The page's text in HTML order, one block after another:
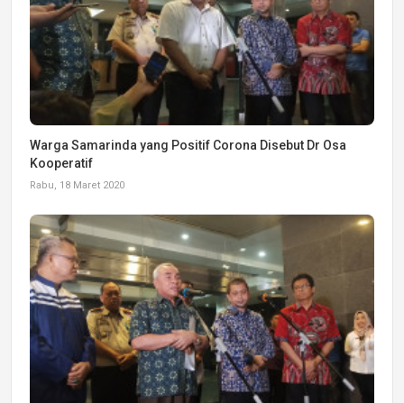
Warga Samarinda yang Positif Corona Disebut Dr Osa
Kooperatif
Rabu, 18 Maret 2020